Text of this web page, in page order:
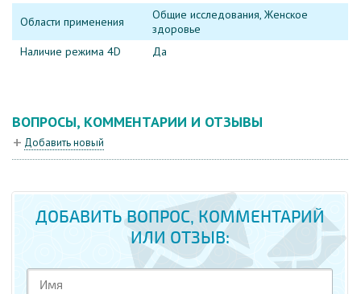
Области применения
Общие исследования, Женское
здоровье
Наличие режима 4D
Да
ВОПРОСЫ, КОММЕНТАРИИ И ОТЗЫВЫ
Добавить новый
ДОБАВИТЬ ВОПРОС, КОММЕНТАРИЙ
ИЛИ ОТЗЫВ: